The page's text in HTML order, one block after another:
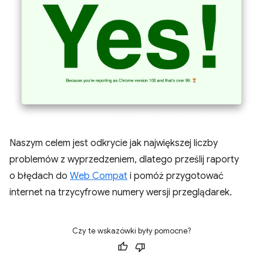
Naszym celem jest odkrycie jak największej liczby
problemów z wyprzedzeniem, dlatego prześlij raporty
o błędach do Web Compat i pomóż przygotować
internet na trzycyfrowe numery wersji przeglądarek.
Czy te wskazówki były pomocne?